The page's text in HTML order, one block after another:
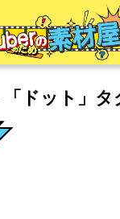
「ドット」タ